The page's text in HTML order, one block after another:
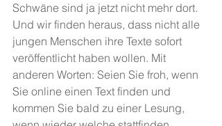
Schwäne sind ja jetzt nicht mehr dort.
Und wir finden heraus, dass nicht alle
jungen Menschen ihre Texte sofort
veröffentlicht haben wollen. Mit
anderen Worten: Seien Sie froh, wenn
Sie online einen Text finden und
kommen Sie bald zu einer Lesung,